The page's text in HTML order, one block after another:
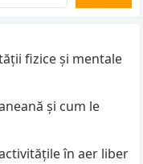
fizice și mentale
și cum le
în aer liber